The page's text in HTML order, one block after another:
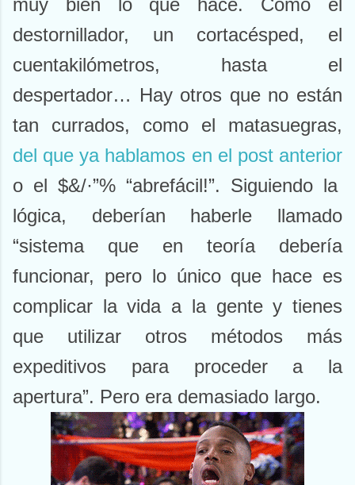
muy bien lo que hace. Como el
destornillador, un cortacésped, el
cuentakilómetros, hasta el
despertador… Hay otros que no están
tan currados, como el matasuegras,
del que ya hablamos en el post anterior
o el $&/·”% “abrefácil!”. Siguiendo la
lógica, deberían haberle llamado
“sistema que en teoría debería
funcionar, pero lo único que hace es
complicar la vida a la gente y tienes
que utilizar otros métodos más
expeditivos para proceder a la
apertura”. Pero era demasiado largo.